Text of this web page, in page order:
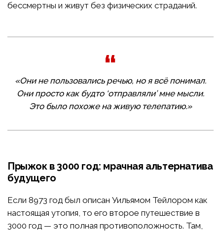
бессмертны и живут без физических страданий.
«Они не пользовались речью, но я всё понимал.
Они просто как будто ‘отправляли’ мне мысли.
Это было похоже на живую телепатию.»
Прыжок в 3000 год: мрачная альтернатива
будущего
Если 8973 год был описан Уильямом Тейлором как
настоящая утопия, то его второе путешествие в
3000 год — это полная противоположность. Там,